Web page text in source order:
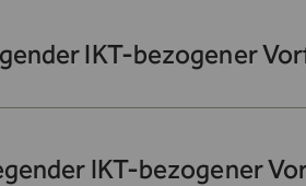
IKT-bezogener
IKT-bezogener